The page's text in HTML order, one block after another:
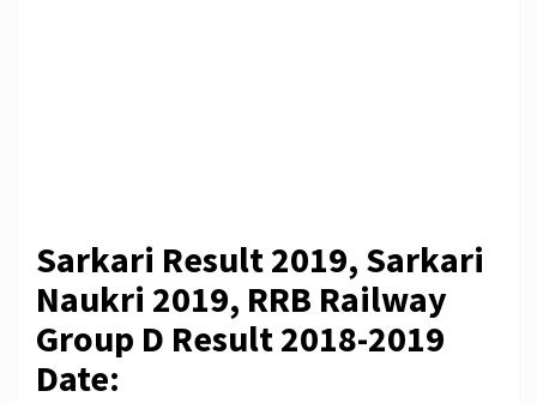
Sarkari Result 2019, Sarkari
Naukri 2019, RRB Railway
Group D Result 2018-2019
Date: